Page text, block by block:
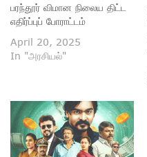
பரந்தூர் விமான நிலைய திட்ட
எதிர்ப்புப் போராட்டம்
April 20, 2025
In "அரசியல்"